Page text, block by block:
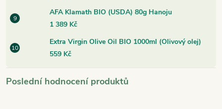
AFA Klamath BIO (USDA) 80g Hanoju
1 389 Kč
Extra Virgin Olive Oil BIO 1000ml (Olivový olej)
559 Kč
Poslední hodnocení produktů